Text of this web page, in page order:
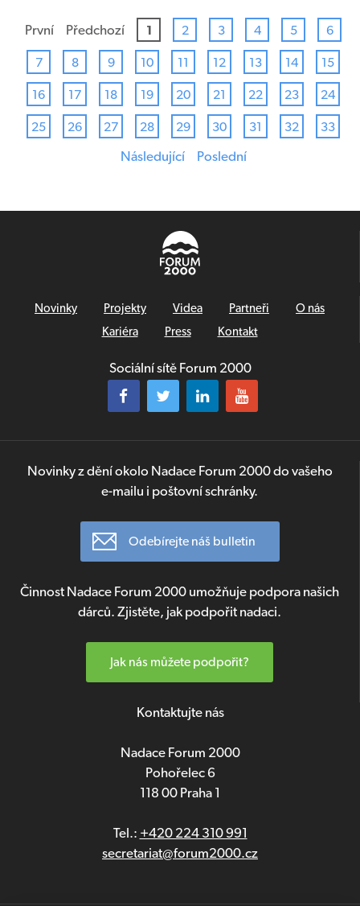
První Předchozí 1 2 3 4 5 6
7 8 9 10 11 12 13 14 15
16 17 18 19 20 21 22 23 24
25 26 27 28 29 30 31 32 33
Následující Poslední
Novinky Projekty Videa Partneři
O nás
Kariéra
Press Kontakt
Sociální sítě Forum 2000
Novinky z dění okolo Nadace Forum 2000 do vašeho
e-mailu i poštovní schránky.
Odebírejte náš bulletin
Činnost Nadace Forum 2000 umožňuje podpora našich
dárců. Zjistěte, jak podpořit nadaci.
Jak nás můžete podpořit?
Kontaktujte nás
Nadace Forum 2000
Pohořelec 6
118 00 Praha 1
Tel.: +420 224 310 991
secretariat@forum2000.cz